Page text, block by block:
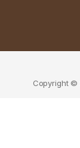
Copyright ©